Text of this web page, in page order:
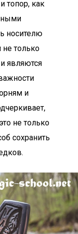
топор, как
носителю
не только
являются
и
не только
сохранить